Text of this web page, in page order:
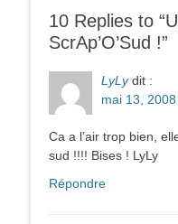
10 Replies to
ScrAp’O’Sud !”
LyLy dit :
mai 13,
Ca a l’air trop bien,
sud !!!! Bises ! LyLy
Répondre